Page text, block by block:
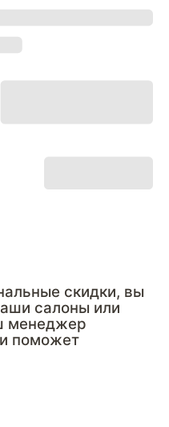
скидки, вы
салоны или
менеджер
поможет